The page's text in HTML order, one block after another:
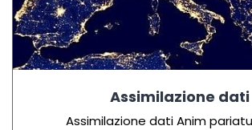
Assimilazione dati
Assimilazione datiAnim